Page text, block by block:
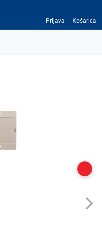
Prijava Košarica